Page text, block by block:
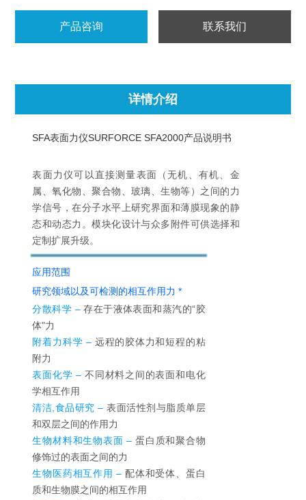
产品咨询 联系我们
详情介绍
SFA表面力仪SURFORCE SFA2000产品说明书
表面力仪可以直接测量表面（无机、有机、金
属、氧化物、聚合物、玻璃、生物等）之间的力
学信号，在分子水平上研究界面和薄膜现象的静
态和动态力。模块化设计与众多附件可供选择和
定制扩展升级。
应用范围
研究领域以及可检测的相互作用力 *
分散科学 –存在于液体表面和蒸汽的“胶
体"力
附着力科学 – 远程的胶体力和短程的粘
附力
表面化学 –不同材料之间的表面和电化
学相互作用
清洁,食品研究 – 表面活性剂与脂质单层
和双层之间的作用力
生物材料和生物表面 – 蛋白质和聚合物
修饰过的表面之间的力
生物医药相互作用 –配体和受体、蛋白
质和生物膜之间的相互作用